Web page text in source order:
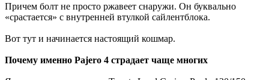
Причем болт не просто ржавеет снаружи. Он буквально
«срастается» с внутренней втулкой сайлентблока.
Вот тут и начинается настоящий кошмар.
Почему именно Pajero 4 страдает чаще многих